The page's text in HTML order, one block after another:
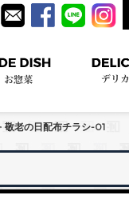
敬老の日配布チラシ-01